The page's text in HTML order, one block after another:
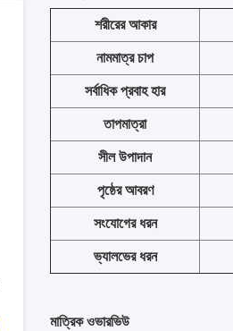
শরীরের আকার
নামমাত্র চাপ
সর্বাধিক প্রবাহ হার
তাপমাত্রা
সীল উপাদান
পৃষ্ঠের আবরণ
সংযোগের ধরন
ভ্যালভের ধরন
মাত্রিক ওভারভিউ